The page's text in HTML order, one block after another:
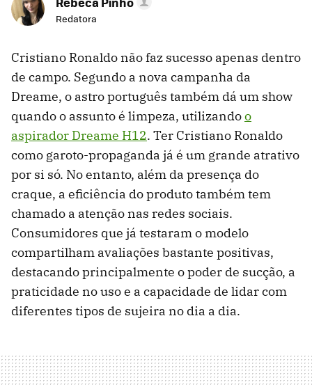
Redatora
Cristiano Ronaldo não faz sucesso apenas dentro
de campo. Segundo a nova campanha da
Dreame, o astro português também dá um show
quando o assunto é limpeza, utilizandoo
aspirador Dreame H12. Ter Cristiano Ronaldo
como garoto-propaganda já é um grande atrativo
por si só. No entanto, além da presença do
craque, a eficiência do produto também tem
chamado a atenção nas redes sociais.
Consumidores que já testaram o modelo
compartilham avaliações bastante positivas,
destacando principalmente o poder de sucção, a
praticidade no uso e a capacidade de lidar com
diferentes tipos de sujeira no dia a dia.